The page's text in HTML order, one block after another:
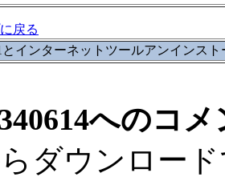
戻る
とインターネットツールアンインスト
へのコメ
ダウンロー